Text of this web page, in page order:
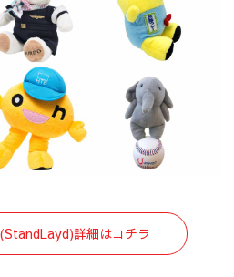
詳細はコチラ